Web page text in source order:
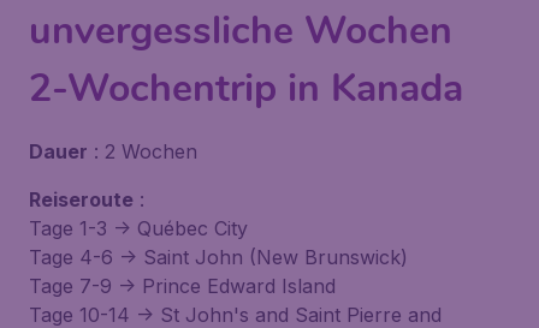
unvergessliche Wochen
2-Wochentrip in Kanada
Dauer : 2 Wochen
Reiseroute :
Tage 1-3 -> Québec City
Tage 4-6 -> Saint John (New Brunswick)
Tage 7-9 -> Prince Edward Island
Tage 10-14 -> St John's and Saint Pierre and